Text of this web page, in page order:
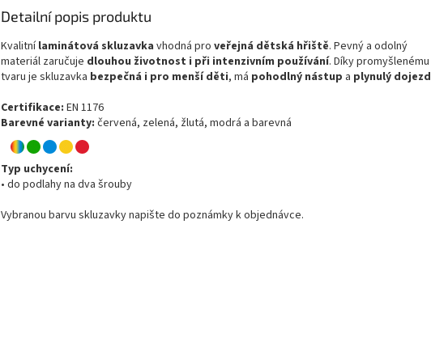
Detailní popis produktu
Kvalitnílaminátová skluzavka vhodná pro veřejná dětská hřiště. Pevný a odolný
materiál zaručuje dlouhou životnost i při intenzivním používání. Díky promyšlenému
tvaru je skluzavka bezpečná i pro menší děti, má pohodlný nástup a plynulý dojezd
Certifikace: EN 1176
Barevné varianty: červená, zelená, žlutá, modrá a barevná
Typ uchycení:
• do podlahy na dva šrouby
Vybranou barvu skluzavky napište do poznámky k objednávce.